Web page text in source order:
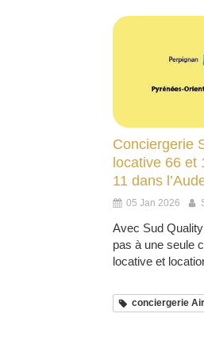
Conciergerie
locative 66 et
11 dans
05 Jan 2026
Avec Sud
pas à une seule
locative et
conciergerie